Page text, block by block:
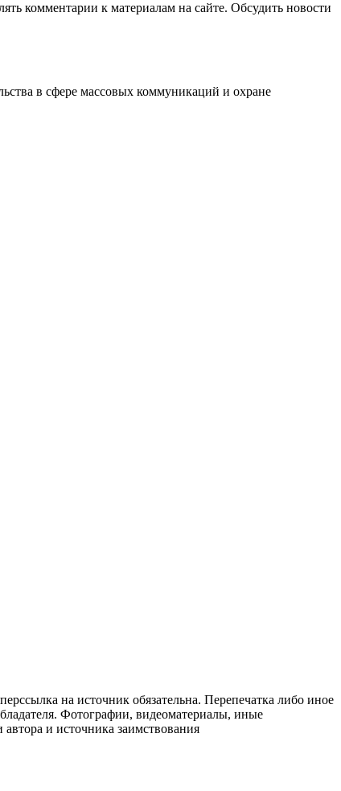
комментарии к материалам на сайте. Обсудить новости
в сфере массовых коммуникаций и охране
на источник обязательна. Перепечатка либо иное
Фотографии, видеоматериалы, иные
и источника заимствования